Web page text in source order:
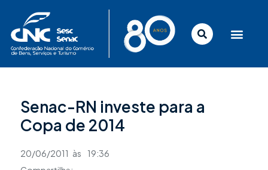
conteúdo
Senac-RN investe para a
Copa de 2014
20/06/2011 às
19:36